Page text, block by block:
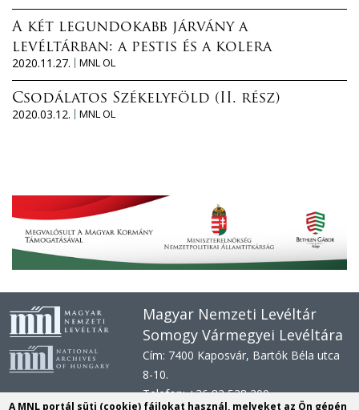
A két legundokabb járvány a
levéltárban: a pestis és a kolera
2020.11.27.
MNL OL
Csodálatos Székelyföld (II. rész)
2020.03.12.
MNL OL
Magyar Nemzeti Levéltár
Somogy Vármegyei Levéltára
Cím: 7400 Kaposvár, Bartók Béla utca
8-10.
Telefon: +36 82 528 200
A MNL portál süti (cookie) fájlokat használ, melyeket az Ön gépén